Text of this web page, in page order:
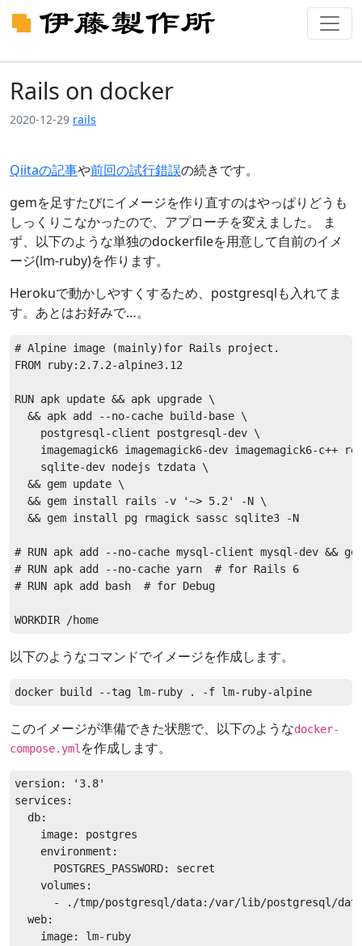
Rails on docker
2020-12-29 rails
Qiitaの記事や前回の試行錯誤の続きです。
gemを足すたびにイメージを作り直すのはやっぱりどうも
しっくりこなかったので、アプローチを変えました。 ま
ず、以下のような単独のdockerfileを用意して自前のイメ
ージ(lm-ruby)を作ります。
Herokuで動かしやすくするため、postgresqlも入れてま
す。あとはお好みで…。
# Alpine image (mainly)for Rails project.
FROM ruby:2.7.2-alpine3.12
RUN apk update && apk upgrade \
  && apk add --no-cache build-base \
    postgresql-client postgresql-dev \
imagemagick6 imagemagick6-dev imagemagick6-c++
    sqlite-dev nodejs tzdata \
  && gem update \
  && gem install rails -v '~> 5.2' -N \
  && gem install pg rmagick sassc sqlite3 -N
# RUN apk add --no-cache mysql-client mysql-dev &&
# RUN apk add --no-cache yarn  # for Rails 6
# RUN apk add bash  # for Debug
以下のようなコマンドでイメージを作成します。
このイメージが準備できた状態で、以下のようなdocker-
compose.yml を作成します。
version: '3.8'
services:
  db:
    image: postgres
    environment:
      POSTGRES_PASSWORD: secret
    volumes:
- ./tmp/postgresql/data:/var/lib/postgresql/
  web:
    image: lm-ruby